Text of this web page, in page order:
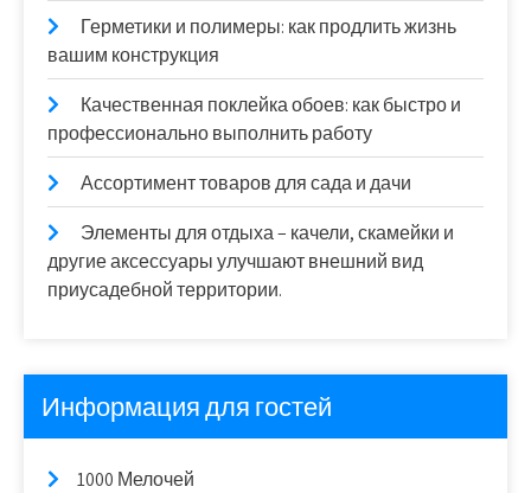
Герметики и полимеры: как продлить жизнь
вашим конструкция
Качественная поклейка обоев: как быстро и
профессионально выполнить работу
Ассортимент товаров для сада и дачи
Элементы для отдыха – качели, скамейки и
другие аксессуары улучшают внешний вид
приусадебной территории.
Информация для гостей
1000 Мелочей